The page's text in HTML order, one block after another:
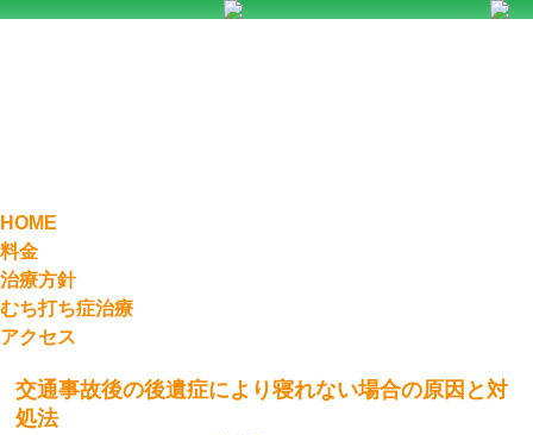
HOME
料金
治療方針
むち打ち症治療
アクセス
交通事故後の後遺症により寝れない場合の原因と対
処法